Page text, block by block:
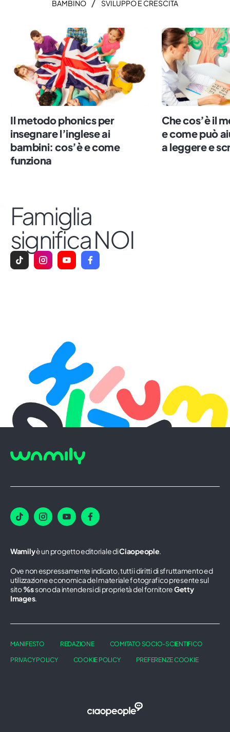
BAMBINO SVILUPPO E CRESCITA
Il metodo phonics per
insegnare l’inglese ai
bambini: cos’è e come
funziona
Che cos’è il
e come può
a leggere e
Famiglia
significa NOI
Wamilyè un progetto editoriale diCiaopeople.
Ove non espressamente indicato, tutti i diritti di sfruttamento ed
utilizzazione economica del materiale fotografico presente sul
sito%ssono da intendersi di proprietà del fornitoreGetty
Images.
MANIFESTO REDAZIONE COMITATO SOCIO-SCIENTIFICO
PRIVACY POLICY COOKIE POLICY PREFERENZE COOKIE